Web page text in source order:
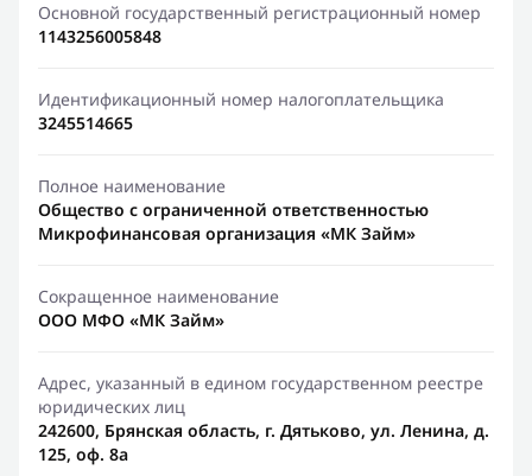
Основной государственный регистрационный номер
1143256005848
Идентификационный номер налогоплательщика
3245514665
Полное наименование
Общество с ограниченной ответственностью
Микрофинансовая организация «МК Займ»
Сокращенное наименование
ООО МФО «МК Займ»
Адрес, указанный в едином государственном реестре
юридических лиц
242600, Брянская область, г. Дятьково, ул. Ленина, д.
125, оф. 8а